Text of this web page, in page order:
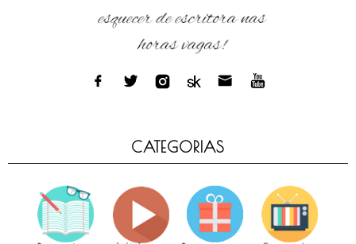
CATEGORIAS